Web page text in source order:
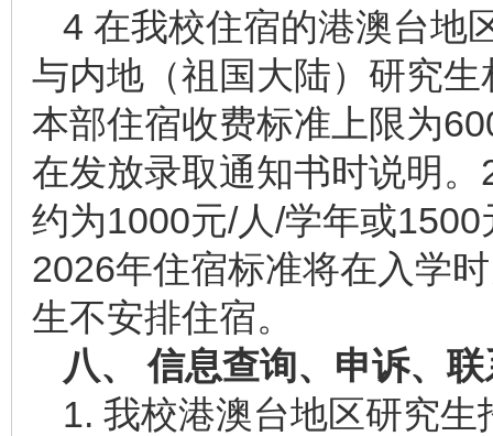
4 在我校住宿的港澳台地
与内地（祖国大陆）研究
本部住宿收费标准上限为
在发放录取通知书时说明
约为1000元/人/学年或
2026年住宿标准将在入学
生不安排住宿。
八、 信息查询、申诉、
1. 我校港澳台地区研究